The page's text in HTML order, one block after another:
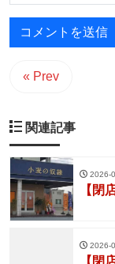
« Prev
関連記事
2026-
【閉
2026-